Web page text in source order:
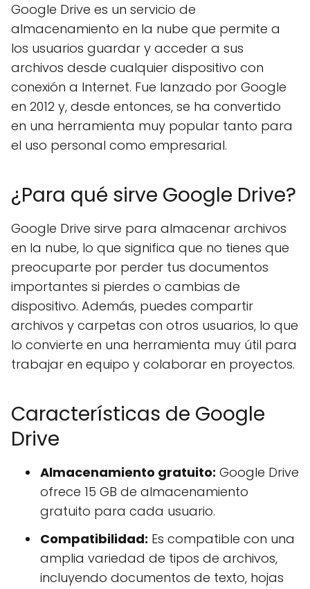
Google Drive es un servicio de
almacenamiento en la nube que permite a
los usuarios guardar y acceder a sus
archivos desde cualquier dispositivo con
conexión a Internet. Fue lanzado por Google
en 2012 y, desde entonces, se ha convertido
en una herramienta muy popular tanto para
el uso personal como empresarial.
¿Para qué sirve Google Drive?
Google Drive sirve para almacenar archivos
en la nube, lo que significa que no tienes que
preocuparte por perder tus documentos
importantes si pierdes o cambias de
dispositivo. Además, puedes compartir
archivos y carpetas con otros usuarios, lo que
lo convierte en una herramienta muy útil para
trabajar en equipo y colaborar en proyectos.
Características de Google
Drive
Almacenamiento gratuito: Google Drive
ofrece 15 GB de almacenamiento
gratuito para cada usuario.
Compatibilidad: Es compatible con una
amplia variedad de tipos de archivos,
incluyendo documentos de texto, hojas